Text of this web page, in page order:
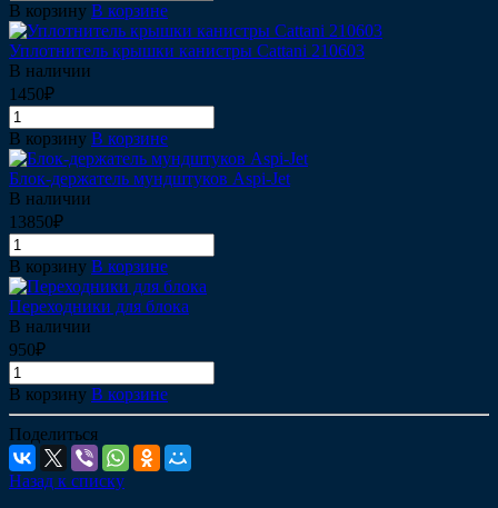
В корзину В корзине
Уплотнитель крышки канистры Cattani 210603
В наличии
1450₽
В корзину В корзине
Блок-держатель мундштуков Aspi-Jet
В наличии
13850₽
В корзину В корзине
Переходники для блока
В наличии
950₽
В корзину В корзине
Поделиться
Назад к списку